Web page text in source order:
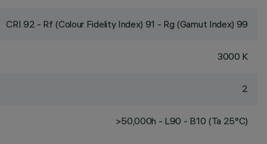
CRI 92 - Rf (Colour Fidelity Index) 91 - Rg (Gamut Index) 99
3000 K
2
>50,000h - L90 - B10 (Ta 25°C)